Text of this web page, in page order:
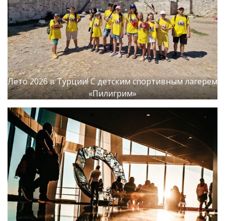
Лето 2026 в Турции! С детским спортивным лагерем
«Пилигрим»